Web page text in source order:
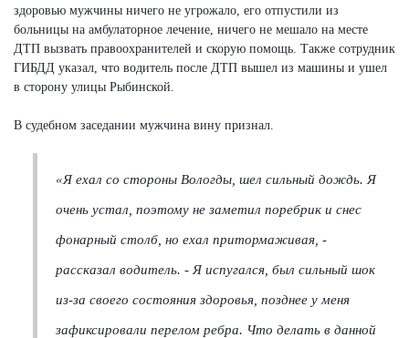
здоровью мужчины ничего не угрожало, его отпустили из
больницы на амбулаторное лечение, ничего не мешало на месте
ДТП вызвать правоохранителей и скорую помощь. Также сотрудник
ГИБДД указал, что водитель после ДТП вышел из машины и ушел
в сторону улицы Рыбинской.
В судебном заседании мужчина вину признал.
«Я ехал со стороны Вологды, шел сильный дождь. Я
очень устал, поэтому не заметил поребрик и снес
фонарный столб, но ехал притормаживая, -
рассказал водитель. - Я испугался, был сильный шок
из-за своего состояния здоровья, позднее у меня
зафиксировали перелом ребра. Что делать в данной